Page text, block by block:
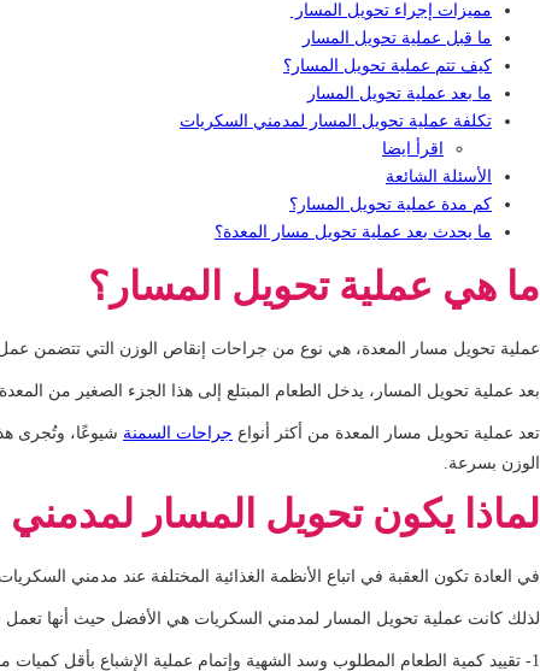
مميزات إجراء تحويل المسار
ما قبل عملية تحويل المسار
كيف تتم عملية تحويل المسار؟
ما بعد عملية تحويل المسار
تكلفة عملية تحويل المسار لمدمني السكريات
اقرأ ايضا
الأسئلة الشائعة
كم مدة عملية تحويل المسار؟
ما يحدث بعد عملية تحويل مسار المعدة؟
ما هي عملية تحويل المسار؟
عملية تحويل مسار المعدة، هي نوع من جراحات إنقاص الوزن التي تتضمن عمل
بعد عملية تحويل المسار، يدخل الطعام المبتلع إلى هذا الجزء الصغير من
تعد عملية تحويل مسار المعدة من أكثر أنواع جراحات السمنة شيوعًا، وتُجرى
الوزن بسرعة.
لماذا يكون تحويل المسار
في العادة تكون العقبة في اتباع الأنظمة الغذائية المختلفة عند مدمني
لذلك كانت عملية تحويل المسار لمدمني السكريات هي الأفضل حيث أنها تعمل ب3 طرق
1- تقييد كمية الطعام المطلوب وسد الشهية وإتمام عملية الإشباع بأقل كميات ممكنة من الاكل.